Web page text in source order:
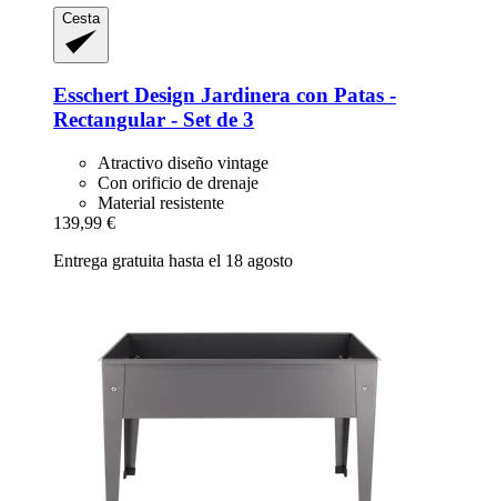
Cesta
Esschert Design Jardinera con Patas -​
Rectangular -​ Set de 3
Atractivo diseño vintage
Con orificio de drenaje
Material resistente
139,99 €
Entrega gratuita hasta el 18 agosto